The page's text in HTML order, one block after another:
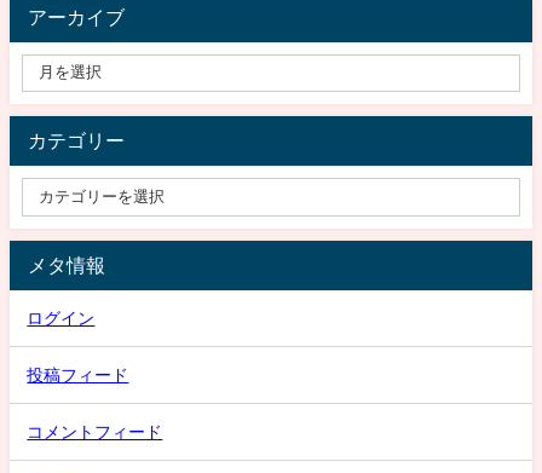
アーカイブ
カテゴリー
メタ情報
ログイン
投稿フィード
コメントフィード